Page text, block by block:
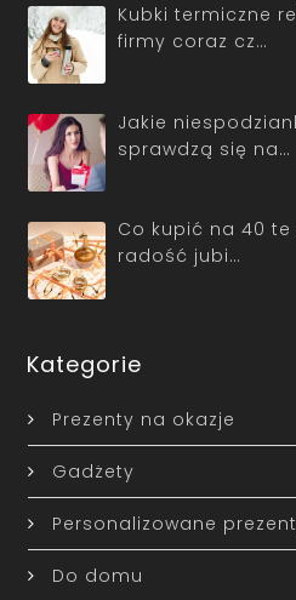
Kubki termiczne
firmy coraz cz…
Jakie
sprawdzą się na…
Co kupić na 40
radość jubi…
Kategorie
Prezenty na okazje
Gadżety
Personalizowane
Do domu